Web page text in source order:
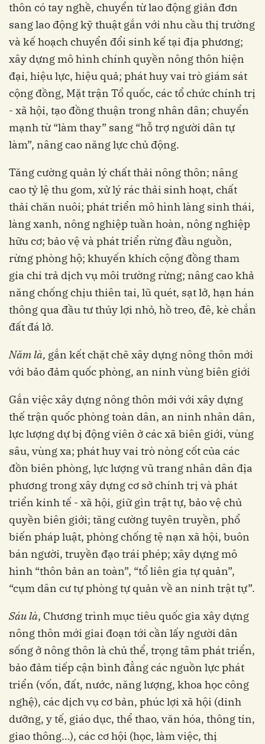
thôn có tay nghề, chuyển từ lao động giản đơn
sang lao động kỹ thuật gắn với nhu cầu thị trường
và kế hoạch chuyển đổi sinh kế tại địa phương;
xây dựng mô hình chính quyền nông thôn hiện
đại, hiệu lực, hiệu quả; phát huy vai trò giám sát
cộng đồng, Mặt trận Tổ quốc, các tổ chức chính trị
- xã hội, tạo đồng thuận trong nhân dân; chuyển
mạnh từ “làm thay” sang “hỗ trợ người dân tự
làm”, nâng cao năng lực chủ động.
Tăng cường quản lý chất thải nông thôn; nâng
cao tỷ lệ thu gom, xử lý rác thải sinh hoạt, chất
thải chăn nuôi; phát triển mô hình làng sinh thái,
làng xanh, nông nghiệp tuần hoàn, nông nghiệp
hữu cơ; bảo vệ và phát triển rừng đầu nguồn,
rừng phòng hộ; khuyến khích cộng đồng tham
gia chi trả dịch vụ môi trường rừng; nâng cao khả
năng chống chịu thiên tai, lũ quét, sạt lở, hạn hán
thông qua đầu tư thủy lợi nhỏ, hồ treo, đê, kè chắn
đất đá lở.
Nămlà, gắn kết chặt chẽ xây dựng nông thôn mới
với bảo đảm quốc phòng, an ninh vùng biên giới
Gắn việc xây dựng nông thôn mới với xây dựng
thế trận quốc phòng toàn dân, an ninh nhân dân,
lực lượng dự bị động viên ở các xã biên giới, vùng
sâu, vùng xa; phát huy vai trò nòng cốt của các
đồn biên phòng, lực lượng vũ trang nhân dân địa
phương trong xây dựng cơ sở chính trị và phát
triển kinh tế - xã hội, giữ gìn trật tự, bảo vệ chủ
quyền biên giới; tăng cường tuyên truyền, phổ
biến pháp luật, phòng chống tệ nạn xã hội, buôn
bán người, truyền đạo trái phép; xây dựng mô
hình “thôn bản an toàn”, “tổ liên gia tự quản”,
“cụm dân cư tự phòng tự quản về an ninh trật tự”.
Sáu là, Chương trình mục tiêu quốc gia xây dựng
nông thôn mới giai đoạn tới cần lấy người dân
sống ở nông thôn là chủ thể, trọng tâm phát triển,
bảo đảm tiếp cận bình đẳng các nguồn lực phát
triển (vốn, đất, nước, năng lượng, khoa học công
nghệ), các dịch vụ cơ bản, phúc lợi xã hội (dinh
dưỡng, y tế, giáo dục, thể thao, văn hóa, thông tin,
giao thông…), các cơ hội (học, làm việc, thị